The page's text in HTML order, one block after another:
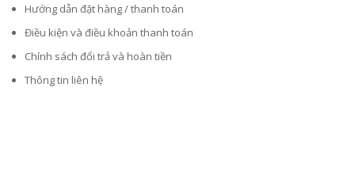
Hướng dẫn đặt hàng / thanh toán
Điều kiện và điều khoản thanh toán
Chính sách đổi trả và hoàn tiền
Thông tin liên hệ